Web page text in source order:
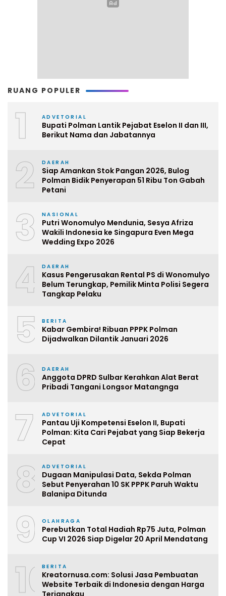
RUANG POPULER
1 ADVETORIAL
Bupati Polman Lantik Pejabat Eselon II dan III,
Berikut Nama dan Jabatannya
2 DAERAH
Siap Amankan Stok Pangan 2026, Bulog
Polman Bidik Penyerapan 51 Ribu Ton Gabah
Petani
3 NASIONAL
Putri Wonomulyo Mendunia, Sesya Afriza
Wakili Indonesia ke Singapura Even Mega
Wedding Expo 2026
4 DAERAH
Kasus Pengerusakan Rental PS di Wonomulyo
Belum Terungkap, Pemilik Minta Polisi Segera
Tangkap Pelaku
5 BERITA
Kabar Gembira! Ribuan PPPK Polman
Dijadwalkan Dilantik Januari 2026
6 DAERAH
Anggota DPRD Sulbar Kerahkan Alat Berat
Pribadi Tangani Longsor Matangnga
7 ADVETORIAL
Pantau Uji Kompetensi Eselon II, Bupati
Polman: Kita Cari Pejabat yang Siap Bekerja
Cepat
8 ADVETORIAL
Dugaan Manipulasi Data, Sekda Polman
Sebut Penyerahan 10 SK PPPK Paruh Waktu
Balanipa Ditunda
9 OLAHRAGA
Perebutkan Total Hadiah Rp75 Juta, Polman
Cup VI 2026 Siap Digelar 20 April Mendatang
10BERITA
Kreatornusa.com: Solusi Jasa Pembuatan
Website Terbaik di Indonesia dengan Harga
Terjangkau